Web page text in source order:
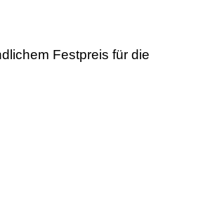
Festpreis für die